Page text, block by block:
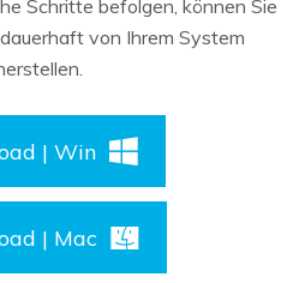
Schritte befolgen, können Sie
von Ihrem System
| Win
| Mac